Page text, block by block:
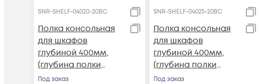
SNR-SHELF-04020-20BC
Полка консольная
для шкафов
глубиной 400мм,
(глубина полки
200мм)
Под заказ
SNR-SHELF-04025-20BC
Полка консольная
для шкафов
глубиной 400мм,
(глубина полки
250мм)
Под заказ